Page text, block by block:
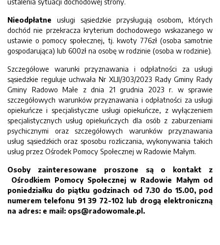
Nieodpłatne usługi sąsiedzkie przysługują osobom, których
dochód nie przekracza kryterium dochodowego wskazanego w
ustawie o pomocy społecznej, tj. kwoty 776zł (osoba samotnie
gospodarująca) lub 600zł na osobę w rodzinie (osoba w rodzinie).
Szczegółowe warunki przyznawania i odpłatności za usługi
sąsiedzkie reguluje uchwała Nr XLII/303/2023 Rady Gminy Rady
Gminy Radowo Małe z dnia 21 grudnia 2023 r. w sprawie
szczegółowych warunków przyznawania i odpłatności za usługi
opiekuńcze i specjalistyczne usługi opiekuńcze, z wyłączeniem
specjalistycznych usług opiekuńczych dla osób z zaburzeniami
psychicznymi oraz szczegółowych warunków przyznawania
usług sąsiedzkich oraz sposobu rozliczania, wykonywania takich
usług przez Ośrodek Pomocy Społecznej w Radowie Małym.
Osoby zainteresowane proszone są o kontakt z
Ośrodkiem Pomocy Społecznej w Radowie Małym od
poniedziałku do piątku godzinach od 7.30 do 15.00, pod
numerem telefonu 91 39 72-102 lub drogą elektroniczną
na adres: e mail: ops@radowomale.pl.